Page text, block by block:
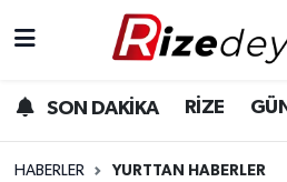
SON DAKİKA RİZE
HABERLER YURTTAN HABERLER
Gündem
Rize Hava Durumu